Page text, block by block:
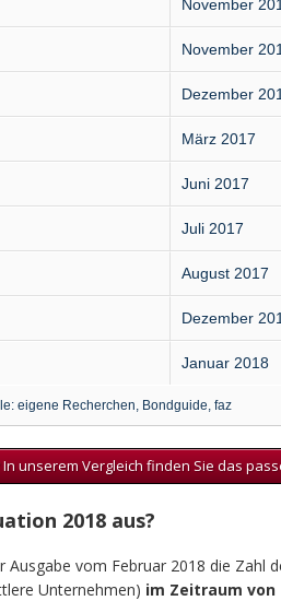
November
November
Dezember
März 2017
Juni 2017
Juli 2017
August 2017
Dezember
Januar 2018
eigene Recherchen, Bondguide, faz
In unserem Vergleich finden Sie das
2018 aus?
Ausgabe vom Februar 2018 die Zahl
Unternehmen) im Zeitraum von